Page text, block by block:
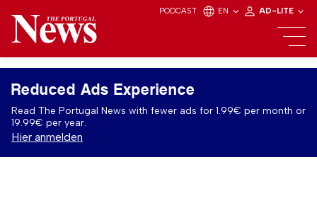
PODCAST EN AD-LITE
Reduced Ads Experience
Read The Portugal News with fewer ads for 1.99€ per month or
19.99€ per year.
Hier anmelden